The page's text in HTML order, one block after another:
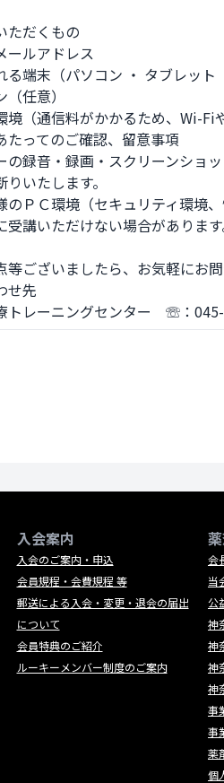
ただくもの
ールアドレス
る端末（パソコン ・ タブレット
（任意）
境（通信料がかかるため、Wi-Fi
ってのご確認、留意事項
の録音・録画・スクリーンショ
いたします。
のＰＣ環境（セキュリティ環境
受講いただけない場合がありま
等ございましたら、お気軽にお問
せ先
トレーニングセンター　☏：
入会案内
入会のご案内・申込
会員規程・会費規程 等
郵送による入会・変更・退会の届出
について
会員特典のご紹介
ルーキーメンバー制度のご案内
会
当
公
神
神
神
神
事
事
薬
個